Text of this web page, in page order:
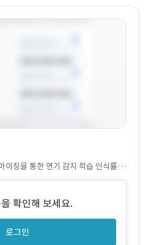
이징을 통한 연기 감지 학습 인식률 증
확인해 보세요.
로그인